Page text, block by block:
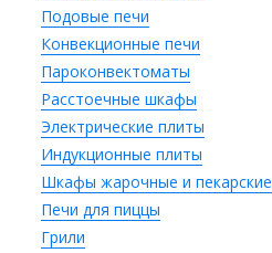
Подовые печи
Конвекционные печи
Пароконвектоматы
Расстоечные шкафы
Электрические плиты
Индукционные плиты
Шкафы жарочные и пекарские
Печи для пиццы
Грили